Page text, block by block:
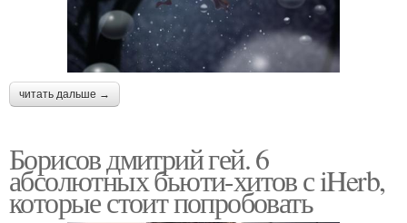
читать дальше →
Борисов дмитрий гей. 6
абсолютных бьюти-хитов с iHerb,
которые стоит попробовать